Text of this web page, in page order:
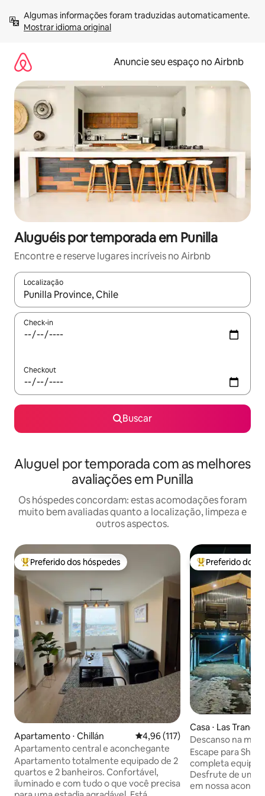
para
Mostrar idioma original
Anuncie seu espaço no Airbnb
Aluguéis por temporada em Punilla
Encontre e reserve lugares incríveis no Airbnb
Localização
Quando os resultados estiverem disponíveis, explore-os
Check-in
Checkout
Buscar
Aluguel por temporada com as melhores
avaliações em Punilla
Os hóspedes concordam: estas acomodações foram
muito bem avaliadas quanto a localização, limpeza e
outros aspectos.
Entre os melhores preferidos dos hóspedes
Preferido dos hóspedes
Apartamento ⋅ Chillán 4,96 de uma avaliação média de
4,96 (117)
Apartamento central e aconchegante
Apartamento totalmente equipado de 2
quartos e 2 banheiros. Confortável,
iluminado e com tudo o que você precisa
Entre os
Preferido dos
Casa ⋅ Las Trancas
Descanso na
Tinaja •
Escape para
completa
Desfrute de uma
em nossa